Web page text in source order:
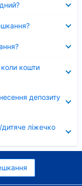
коли кошти
депозиту
ліжечко